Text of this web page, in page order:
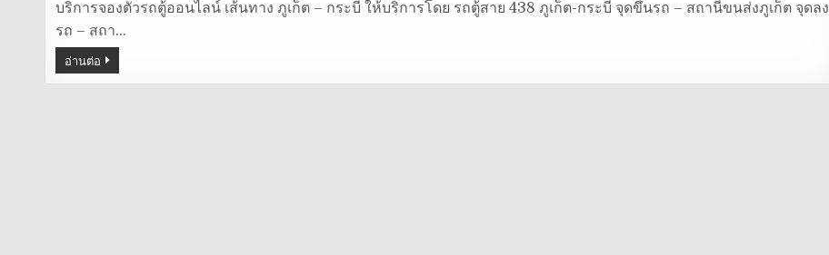
ตู้
บริการจองตั๋วรถตู้ออนไลน์ เส้นทาง ภูเก็ต – กระบี่ ให้บริการโดย รถตู้สาย 438 ภูเก็ต-กระบี่ จุดขึ้นรถ – สถานีขนส่งภูเก็ต จุดลง
รถ – สถา…
อ่านต่อ